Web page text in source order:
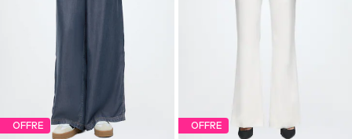
OFFRE OFFRE